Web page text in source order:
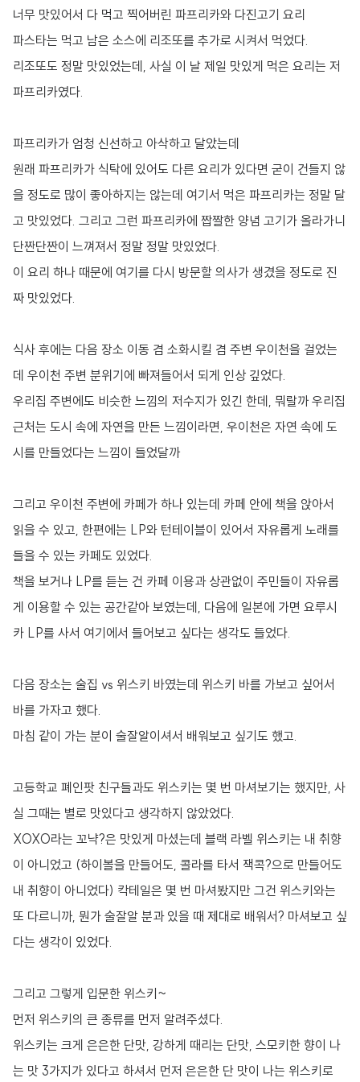
너무 맛있어서 다 먹고 찍어버린 파프리카와 다진고기 요리
파스타는 먹고 남은 소스에 리조또를 추가로 시켜서 먹었다.
리조또도 정말 맛있었는데, 사실 이 날 제일 맛있게 먹은 요리는 저
파프리카였다.
파프리카가 엄청 신선하고 아삭하고 달았는데
원래 파프리카가 식탁에 있어도 다른 요리가 있다면 굳이 건들지 않
을 정도로 많이 좋아하지는 않는데 여기서 먹은 파프리카는 정말 달
고 맛있었다. 그리고 그런 파프리카에 짭짤한 양념 고기가 올라가니
단짠단짠이 느껴져서 정말 정말 맛있었다.
이 요리 하나 때문에 여기를 다시 방문할 의사가 생겼을 정도로 진
짜 맛있었다.
식사 후에는 다음 장소 이동 겸 소화시킬 겸 주변 우이천을 걸었는
데 우이천 주변 분위기에 빠져들어서 되게 인상 깊었다.
우리집 주변에도 비슷한 느낌의 저수지가 있긴 한데, 뭐랄까 우리집
근처는 도시 속에 자연을 만든 느낌이라면, 우이천은 자연 속에 도
시를 만들었다는 느낌이 들었달까
그리고 우이천 주변에 카페가 하나 있는데 카페 안에 책을 앉아서
읽을 수 있고, 한편에는 LP와 턴테이블이 있어서 자유롭게 노래를
들을 수 있는 카페도 있었다.
책을 보거나 LP를 듣는 건 카페 이용과 상관없이 주민들이 자유롭
게 이용할 수 있는 공간같아 보였는데, 다음에 일본에 가면 요루시
카 LP를 사서 여기에서 들어보고 싶다는 생각도 들었다.
다음 장소는 술집 vs 위스키 바였는데 위스키 바를 가보고 싶어서
바를 가자고 했다.
마침 같이 가는 분이 술잘알이셔서 배워보고 싶기도 했고.
고등학교 폐인팟 친구들과도 위스키는 몇 번 마셔보기는 했지만, 사
실 그때는 별로 맛있다고 생각하지 않았었다.
XOXO라는 꼬냑?은 맛있게 마셨는데 블랙 라벨 위스키는 내 취향
이 아니었고 (하이볼을 만들어도, 콜라를 타서 잭콕?으로 만들어도
내 취향이 아니었다) 칵테일은 몇 번 마셔봤지만 그건 위스키와는
또 다르니까, 뭔가 술잘알 분과 있을 때 제대로 배워서? 마셔보고 싶
다는 생각이 있었다.
그리고 그렇게 입문한 위스키~
먼저 위스키의 큰 종류를 먼저 알려주셨다.
위스키는 크게 은은한 단맛, 강하게 때리는 단맛, 스모키한 향이 나
는 맛 3가지가 있다고 하셔서 먼저 은은한 단 맛이 나는 위스키로